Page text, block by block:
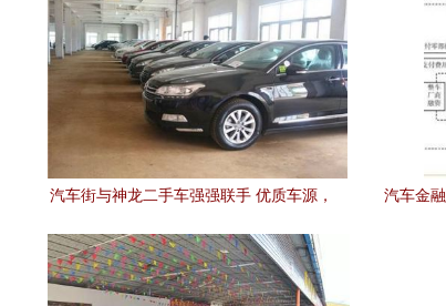
汽车街与神龙二手车强强联手 优质车源，
汽车金